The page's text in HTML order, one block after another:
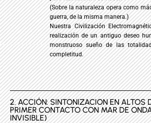
(Sobre la naturaleza opera como
guerra, de la misma manera.)
Nuestra Civilización
realización de un antiguo deseo
monstruoso sueño de las
completitud.
2. ACCIÓN: SINTONIZACION EN ALTOS
PRIMER CONTACTO CON MAR DE
INVISIBLE)